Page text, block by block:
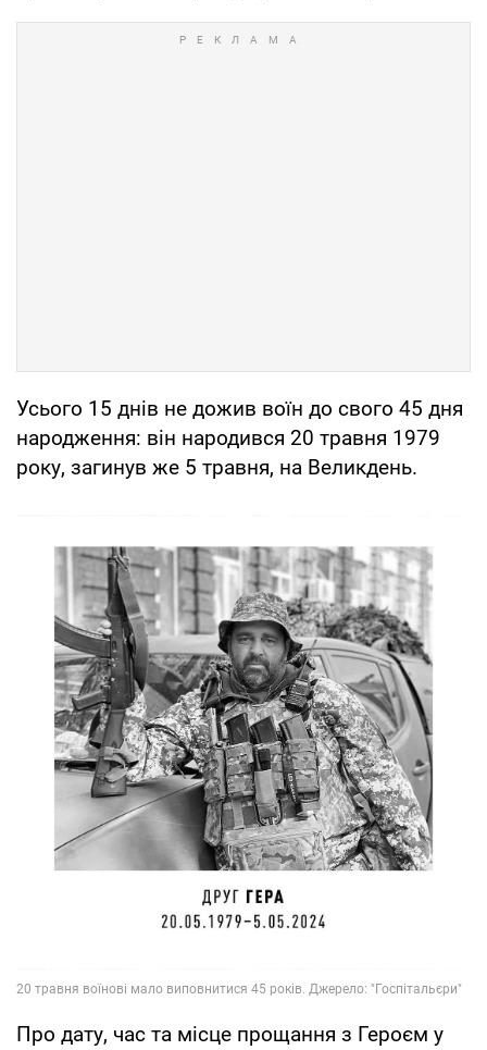
Усього 15 днів не дожив воїн до свого 45 дня
народження: він народився 20 травня 1979
року, загинув же 5 травня, на Великдень.
Про дату, час та місце прощання з Героєм у